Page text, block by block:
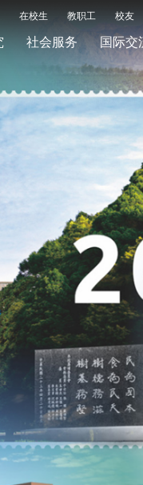
在校生 教职工 校友
社会服务 国际交